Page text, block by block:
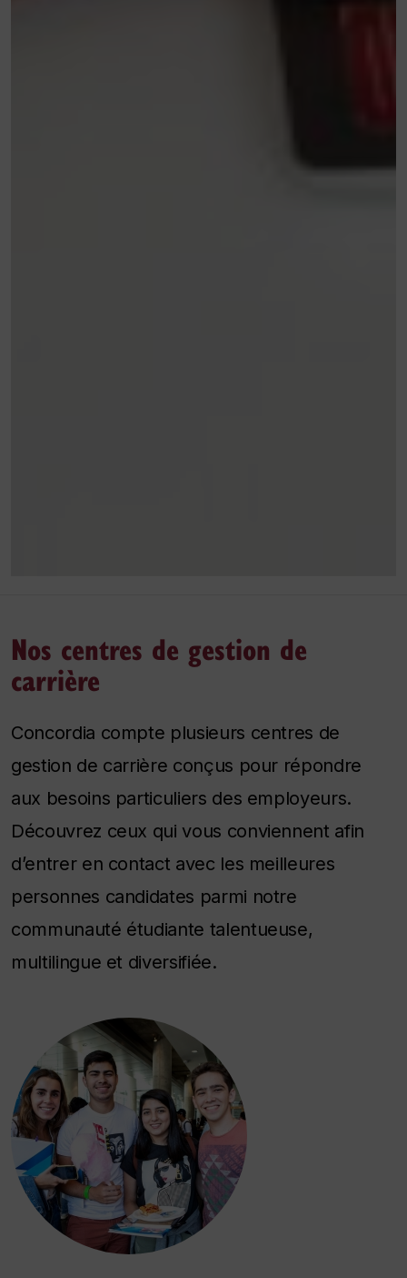
Nos centres de gestion de
carrière
Concordia compte plusieurs centres de
gestion de carrière conçus pour répondre
aux besoins particuliers des employeurs.
Découvrez ceux qui vous conviennent afin
d’entrer en contact avec les meilleures
personnes candidates parmi notre
communauté étudiante talentueuse,
multilingue et diversifiée.